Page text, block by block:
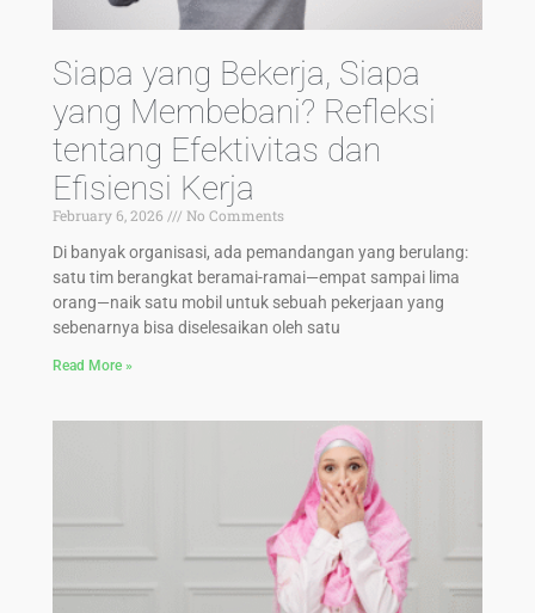
Siapa yang Bekerja, Siapa
yang Membebani? Refleksi
tentang Efektivitas dan
Efisiensi Kerja
February 6, 2026
No Comments
Di banyak organisasi, ada pemandangan yang berulang:
satu tim berangkat beramai-ramai—empat sampai lima
orang—naik satu mobil untuk sebuah pekerjaan yang
sebenarnya bisa diselesaikan oleh satu
Read More »